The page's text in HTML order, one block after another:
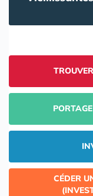
CÉDER